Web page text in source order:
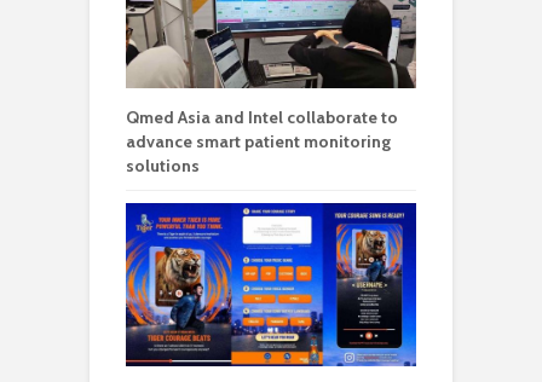
Qmed Asia and Intel collaborate to
advance smart patient monitoring
solutions